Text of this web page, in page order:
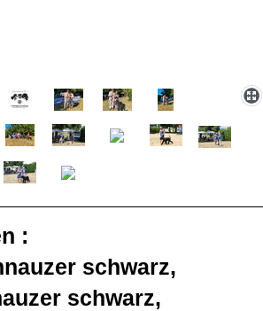
:
schwarz,
schwarz,